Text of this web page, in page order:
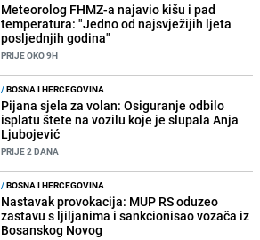
Meteorolog FHMZ-a najavio kišu i pad
temperatura: "Jedno od najsvježijih ljeta
posljednjih godina"
PRIJE OKO 9H
/BOSNA I HERCEGOVINA
Pijana sjela za volan: Osiguranje odbilo
isplatu štete na vozilu koje je slupala Anja
Ljubojević
PRIJE 2 DANA
/BOSNA I HERCEGOVINA
Nastavak provokacija: MUP RS oduzeo
zastavu s ljiljanima i sankcionisao vozača iz
Bosanskog Novog